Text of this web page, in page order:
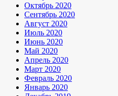
Октябрь 2020
Сентябрь 2020
Август 2020
Июль 2020
Июнь 2020
Май 2020
Апрель 2020
Март 2020
Февраль 2020
Январь 2020